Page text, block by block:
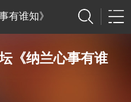
有谁知》
《纳兰心事有谁